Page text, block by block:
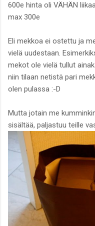
600e hinta oli VÄHÄN
max 300e
Eli mekkoa ei ostettu ja
vielä uudestaan.
mekot ole vielä tullut
niin tilaan netistä pari
olen pulassa :-D
Mutta jotain me
sisältää, paljastuu teille